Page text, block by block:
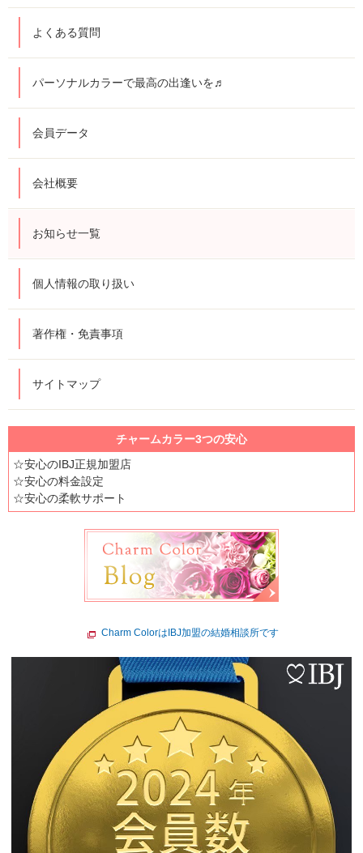
よくある質問
パーソナルカラーで最高の出逢いを♬
会員データ
会社概要
お知らせ一覧
個人情報の取り扱い
著作権・免責事項
サイトマップ
チャームカラー3つの安心
☆安心のIBJ正規加盟店
☆安心の料金設定
☆安心の柔軟サポート
Charm ColorはIBJ加盟の結婚相談所です